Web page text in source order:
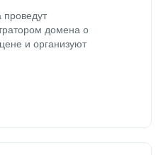
домена о
и организуют